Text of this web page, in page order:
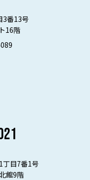
3番13号
16階
丁目7番1号
館9階